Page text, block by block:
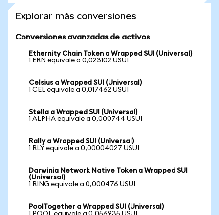
Explorar más conversiones
Conversiones avanzadas de activos
Ethernity Chain Token a Wrapped SUI (Universal)
1 ERN equivale a 0,023102 USUI
Celsius a Wrapped SUI (Universal)
1 CEL equivale a 0,017462 USUI
Stella a Wrapped SUI (Universal)
1 ALPHA equivale a 0,000744 USUI
Rally a Wrapped SUI (Universal)
1 RLY equivale a 0,00004027 USUI
Darwinia Network Native Token a Wrapped SUI
(Universal)
1 RING equivale a 0,000476 USUI
PoolTogether a Wrapped SUI (Universal)
1 POOL equivale a 0,056935 USUI